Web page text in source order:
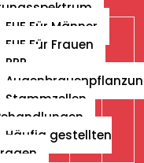
FUE Für Männer
FUE Für Frauen
PRP
Stammzellen
Häufig gestellten